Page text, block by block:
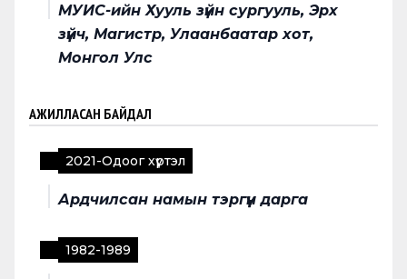
МУИС-ийн Хууль зүйн сургууль, Эрх
зүйч, Магистр, Улаанбаатар хот,
Монгол Улс
АЖИЛЛАСАН БАЙДАЛ
2021-Одоог хүртэл
Ардчилсан намын тэргүүн дарга
1982-1989